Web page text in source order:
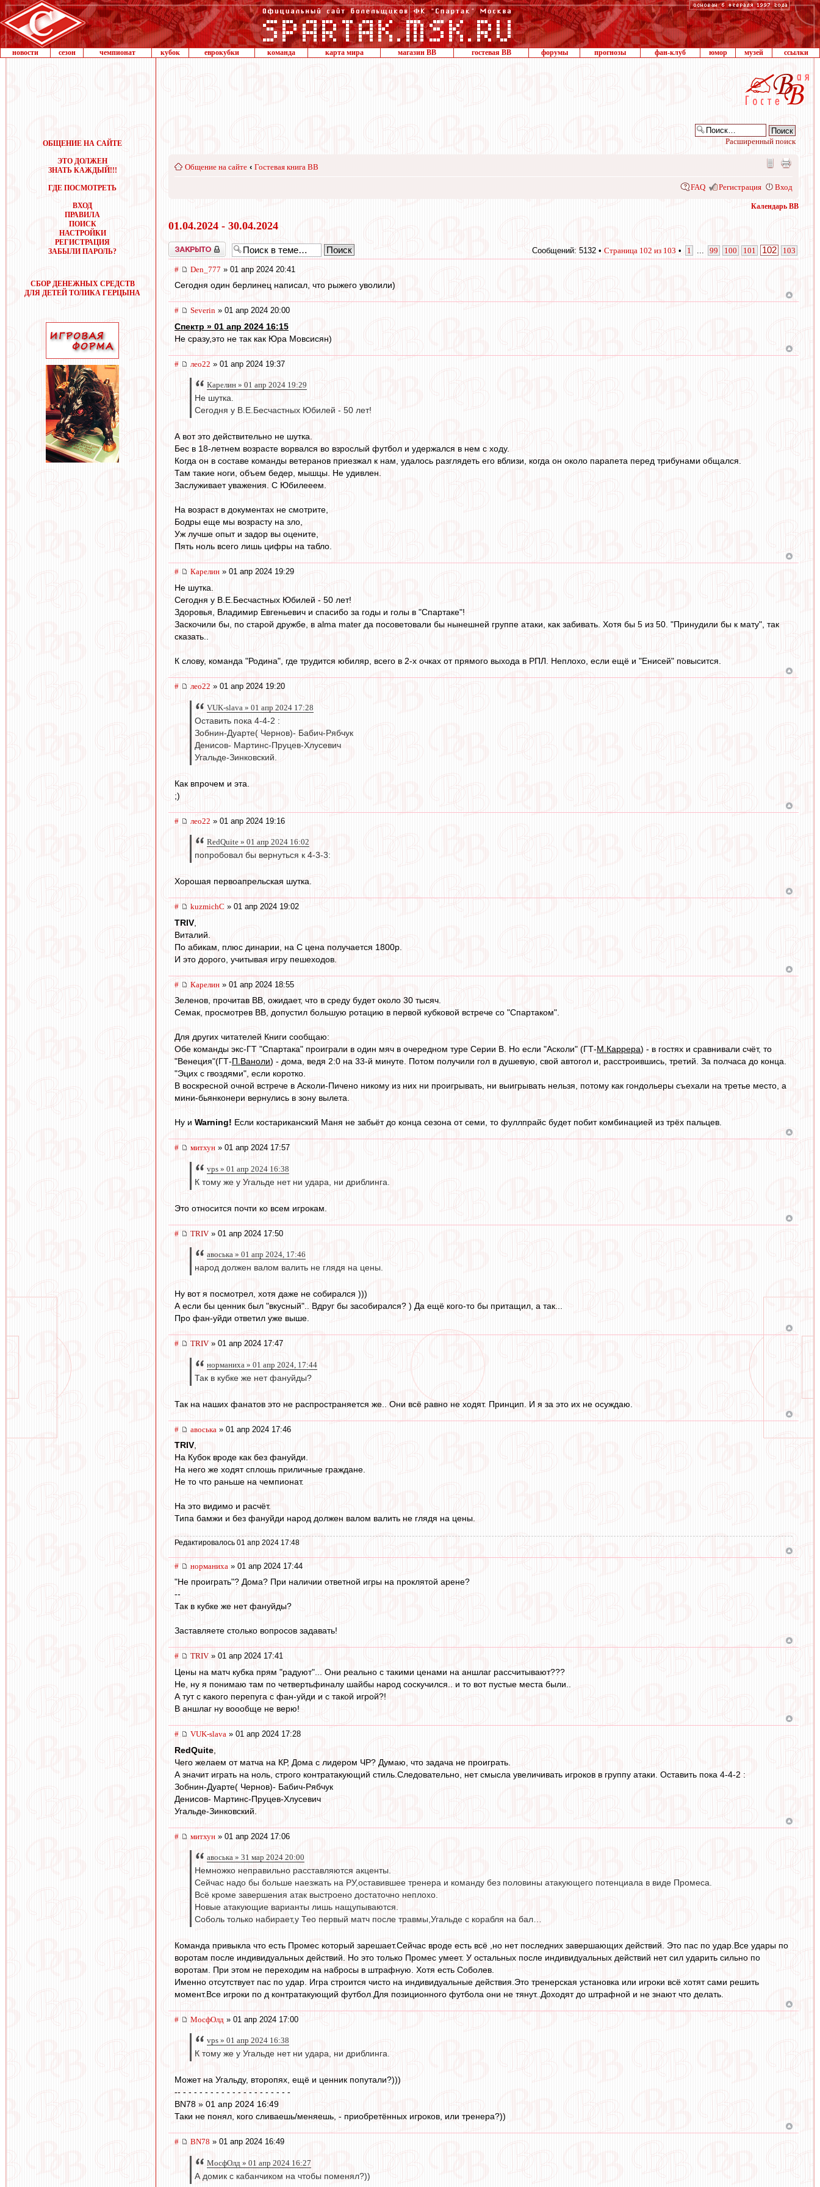
новости сезон чемпионат кубок еврокубки команда карта мира магазин ВВ гостевая ВВ форумы прогнозы фан-клуб юмор музей ссылки
ОБЩЕНИЕ НА САЙТЕ
ЭТО ДОЛЖЕН
ЗНАТЬ КАЖДЫЙ!!!
ГДЕ ПОСМОТРЕТЬ
ВХОД
ПРАВИЛА
ПОИСК
НАСТРОЙКИ
РЕГИСТРАЦИЯ
ЗАБЫЛИ ПАРОЛЬ?
СБОР ДЕНЕЖНЫХ СРЕДСТВ
ДЛЯ ДЕТЕЙ ТОЛИКА ГЕРЦЫНА
Расширенный поиск
Общение на сайте ‹ Гостевая книга ВВ
FAQ Регистрация Вход
Календарь ВВ
01.04.2024 - 30.04.2024
Закрыто Сообщений: 5132 • Страница 102 из 103 • 1 99 100 101 102 103
# Den_777 » 01 апр 2024 20:41
Сегодня один берлинец написал, что рыжего уволили)
# Severin » 01 апр 2024 20:00
Спектр » 01 апр 2024 16:15
Не сразу,это не так как Юра Мовсисян)
# лео22 » 01 апр 2024 19:37
Карелин » 01 апр 2024 19:29
Не шутка.
Сегодня у В.Е.Бесчастных Юбилей - 50 лет!
А вот это действительно не шутка.
Бес в 18-летнем возрасте ворвался во взрослый футбол и удержался в нем с ходу.
Когда он в составе команды ветеранов приезжал к нам, удалось разглядеть его вблизи, когда он около парапета перед трибунами общался.
Там такие ноги, объем бедер, мышцы. Не удивлен.
Заслуживает уважения. С Юбилееем.
На возраст в документах не смотрите,
Бодры еще мы возрасту на зло,
Уж лучше опыт и задор вы оцените,
Пять ноль всего лишь цифры на табло.
# Карелин » 01 апр 2024 19:29
Не шутка.
Сегодня у В.Е.Бесчастных Юбилей - 50 лет!
Здоровья, Владимир Евгеньевич и спасибо за годы и голы в "Спартаке"!
Заскочили бы, по старой дружбе, в alma mater да посоветовали бы нынешней группе атаки, как забивать. Хотя бы 5 из 50. "Принудили бы к мату", так
сказать..
К слову, команда "Родина", где трудится юбиляр, всего в 2-х очках от прямого выхода в РПЛ. Неплохо, если ещё и "Енисей" повысится.
# лео22 » 01 апр 2024 19:20
VUK-slava » 01 апр 2024 17:28
Оставить пока 4-4-2 :
Зобнин-Дуарте( Чернов)- Бабич-Рябчук
Денисов- Мартинс-Пруцев-Хлусевич
Угальде-Зинковский.
Как впрочем и эта.
;)
# лео22 » 01 апр 2024 19:16
RedQuite » 01 апр 2024 16:02
попробовал бы вернуться к 4-3-3:
Хорошая первоапрельская шутка.
# kuzmichC » 01 апр 2024 19:02
TRIV
Виталий.
По абикам, плюс динарии, на С цена получается 1800р.
И это дорого, учитывая игру пешеходов.
# Карелин » 01 апр 2024 18:55
Зеленов, прочитав ВВ, ожидает, что в среду будет около 30 тысяч.
Семак, просмотрев ВВ, допустил большую ротацию в первой кубковой встрече со "Спартаком".
Для других читателей Книги сообщаю:
Обе команды экс-ГТ "Спартака" проиграли в один мяч в очередном туре Серии В. Но если "Асколи" (ГТ-М.Каррера) - в гостях и сравнивали счёт, то
"Венеция"(ГТ-П.Ваноли) - дома, ведя 2:0 на 33-й минуте. Потом получили гол в душевую, свой автогол и, расстроившись, третий. За полчаса до конца.
"Эцих с гвоздями", если коротко.
В воскресной очной встрече в Асколи-Пичено никому из них ни проигрывать, ни выигрывать нельзя, потому как гондольеры съехали на третье место, а
мини-бьянконери вернулись в зону вылета.
Ну и Warning! Если костариканский Маня не забьёт до конца сезона от семи, то фуллпрайс будет побит комбинацией из трёх пальцев.
# митхун » 01 апр 2024 17:57
vps » 01 апр 2024 16:38
К тому же у Угальде нет ни удара, ни дриблинга.
Это относится почти ко всем игрокам.
# TRIV » 01 апр 2024 17:50
авоська » 01 апр 2024, 17:46
народ должен валом валить не глядя на цены.
Ну вот я посмотрел, хотя даже не собирался )))
А если бы ценник был "вкусный".. Вдруг бы засобирался? ) Да ещё кого-то бы притащил, а так...
Про фан-уйди ответил уже выше.
# TRIV» 01 апр 2024 17:47
норманиха » 01 апр 2024, 17:44
Так в кубке же нет фануйды?
Так на наших фанатов это не распространяется же.. Они всё равно не ходят. Принцип. И я за это их не осуждаю.
# авоська » 01 апр 2024 17:46
TRIV,
На Кубок вроде как без фануйди.
На него же ходят сплошь приличные граждане.
Не то что раньше на чемпионат.
На это видимо и расчёт.
Типа бамжи и без фануйди народ должен валом валить не глядя на цены.
Редактировалось 01 апр 2024 17:48
# норманиха » 01 апр 2024 17:44
"Не проиграть"? Дома? При наличии ответной игры на проклятой арене?
--
Так в кубке же нет фануйды?
Заставляете столько вопросов задавать!
# TRIV » 01 апр 2024 17:41
Цены на матч кубка прям "радуют"... Они реально с такими ценами на аншлаг рассчитывают???
Не, ну я понимаю там по четвертьфиналу шайбы народ соскучился.. и то вот пустые места были..
А тут с какого перепуга с фан-уйди и с такой игрой?!
В аншлаг ну воообще не верю!
# VUK-slava » 01 апр 2024 17:28
RedQuite
Чего желаем от матча на КР, Дома с лидером ЧР? Думаю, что задача не проиграть.
А значит играть на ноль, строго контратакующий стиль.Следовательно, нет смысла увеличивать игроков в группу атаки. Оставить пока 4-4-2 :
Зобнин-Дуарте( Чернов)- Бабич-Рябчук
Денисов- Мартинс-Пруцев-Хлусевич
Угальде-Зинковский.
# митхун » 01 апр 2024 17:06
авоська » 31 мар 2024 20:00
Немножко неправильно расставляются акценты.
Сейчас надо бы больше наезжать на РУ,оставившее тренера и команду без половины атакующего потенциала в виде Промеса.
Всё кроме завершения атак выстроено достаточно неплохо.
Новые атакующие варианты лишь нащупываются.
Соболь только набирает,у Тео первый матч после травмы,Угальде с корабля на бал…
Команда привыкла что есть Промес который зарешает.Сейчас вроде есть всё ,но нет последних завершающих действий. Это пас по удар.Все удары по
воротам после индивидуальных действий. Но это только Промес умеет. У остальных после индивидуальных действий нет сил ударить сильно по
воротам. При этом не переходим на набросы в штрафную. Хотя есть Соболев.
Именно отсутствует пас по удар. Игра строится чисто на индивидуальные действия.Это тренерская установка или игроки всё хотят сами решить
момент.Все игроки по д контратакующий футбол.Для позиционного футбола они не тянут..Доходят до штрафной и не знают что делать.
# МосфОлд » 01 апр 2024 17:00
vps » 01 апр 2024 16:38
К тому же у Угальде нет ни удара, ни дриблинга.
Может на Угальду, второпях, ещё и ценник попутали?)))
-- - - - - - - - - - - - - - - - - - - - -
BN78 » 01 апр 2024 16:49
Таки не понял, кого сливаешь/меняешь, - приобретённых игроков, или тренера?))
# BN78 » 01 апр 2024 16:49
МосфОлд » 01 апр 2024 16:27
А домик с кабанчиком на чтобы поменял?))